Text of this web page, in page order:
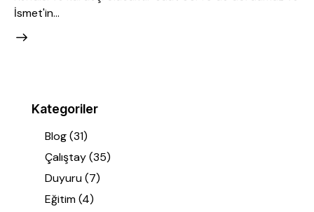
İsmet'in…
Kategoriler
Blog(31)
Çalıştay(35)
Duyuru(7)
Eğitim(4)